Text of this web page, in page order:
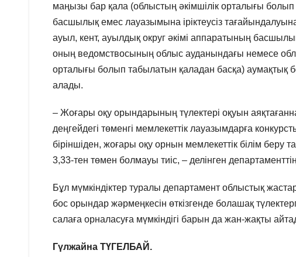
маңызы бар қала (облыстың әкімшілік орталығы
басшылық емес лауазымына іріктеусіз
ауыл, кент, ауылдық округ әкімі аппаратының
оның ведомствосының облыс ауданындағы немесе
орталығы болып табылатын қаладан басқа) аумақтық
алады.
– Жоғары оқу орындарының түлектері оқуын
деңгейдегі төменгі мемлекеттік лауазымдарға
біріншіден, жоғары оқу орнын мемлекеттік білім беру
3,33-тен төмен болмауы тиіс, – делінген
Бұл мүмкіндіктер туралы департамент облыстық
бос орындар жәрмеңкесін өткізгенде болашақ
салаға орналасуға мүмкіндігі барын да жан-жақты
Гүлжайна ТҮГЕЛБАЙ.